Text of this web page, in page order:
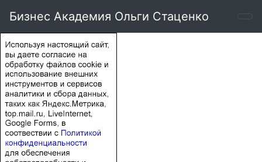
Бизнес Академия Ольги Стаценко